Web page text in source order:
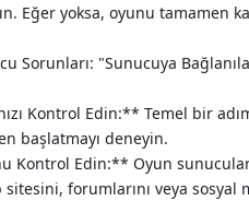
Eğer yoksa, oyunu tamamen
Sorunları: "Sunucuya
Kontrol Edin:** Temel bir
başlatmayı deneyin.
Edin:** Oyun
forumlarını veya